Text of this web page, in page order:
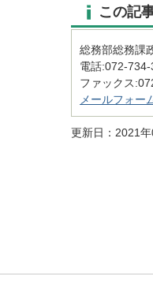
この記
総務部総務課
電話:072-734-
ファックス
メールフォー
更新日：2021